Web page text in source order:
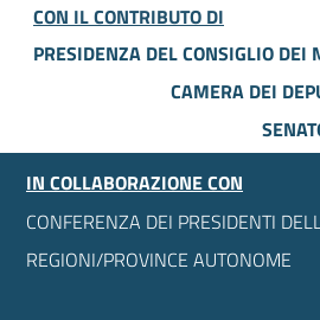
CON IL CONTRIBUTO DI
PRESIDENZA DEL CONSIGLIO DEI
CAMERA DEI
IN COLLABORAZIONE CON
CONFERENZA DEI PRESIDENTI
REGIONI/PROVINCE AUTONOME